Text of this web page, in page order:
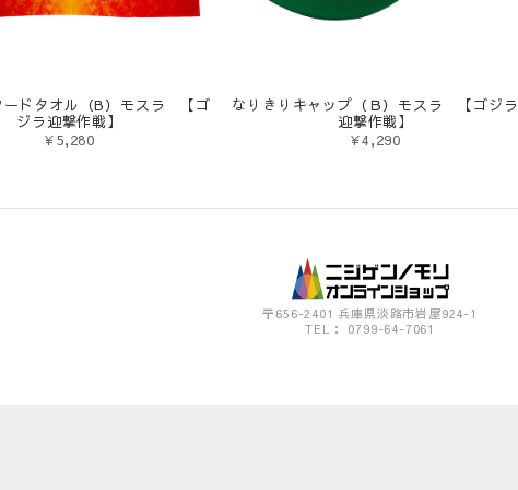
ードタオル（B）モスラ 【ゴ
ジラ迎撃作戦】
¥5,280
なりきりキャップ（Ｂ）モスラ 【ゴジラ
迎撃作戦】
¥4,290
〒656-2401 兵庫県淡路市岩屋924-1
TEL： 0799-64-7061